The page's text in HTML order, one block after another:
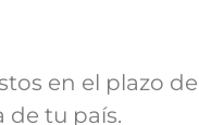
en el plazo
de tu país.